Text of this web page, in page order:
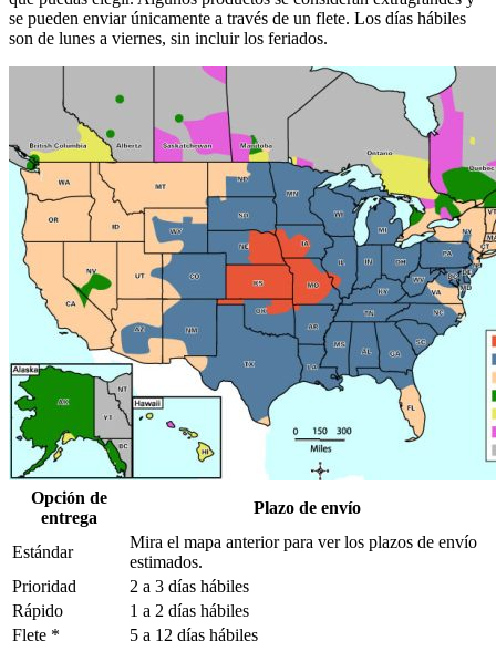
se pueden enviar únicamente a través de un flete. Los días hábiles
son de lunes a viernes, sin incluir los feriados.
Opción de
entrega
Plazo de envío
Estándar
Mira el mapa anterior para ver los plazos de envío
estimados.
Prioridad
2 a 3 días hábiles
Rápido
1 a 2 días hábiles
Flete *
5 a 12 días hábiles